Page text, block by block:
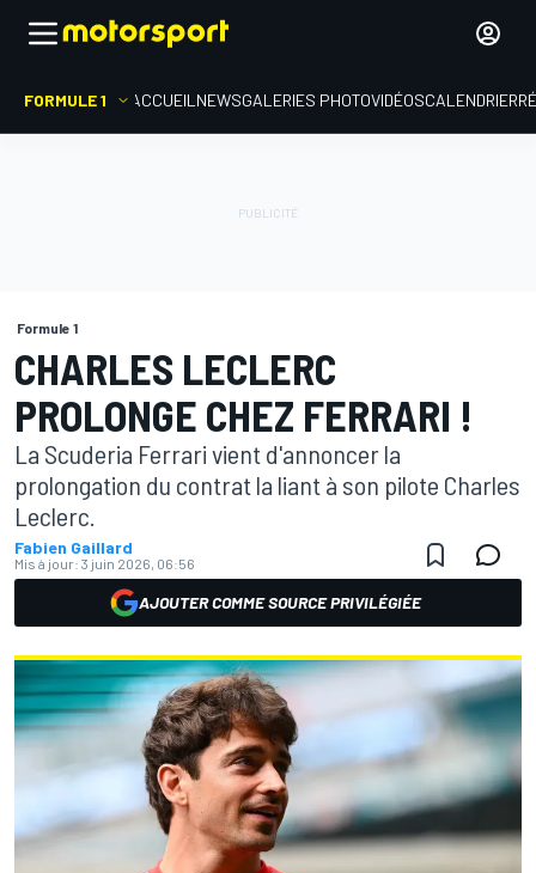
FORMULE 1 ACCUEIL NEWSGALERIES PHOTOVIDÉOSCALENDRIER
Formule 1
CHARLES LECLERC
PROLONGE CHEZ FERRARI !
La Scuderia Ferrari vient d'annoncer la
prolongation du contrat la liant à son pilote Charles
Leclerc.
Fabien Gaillard
Mis à jour: 3 juin 2026, 06:56
AJOUTER COMME SOURCE PRIVILÉGIÉE